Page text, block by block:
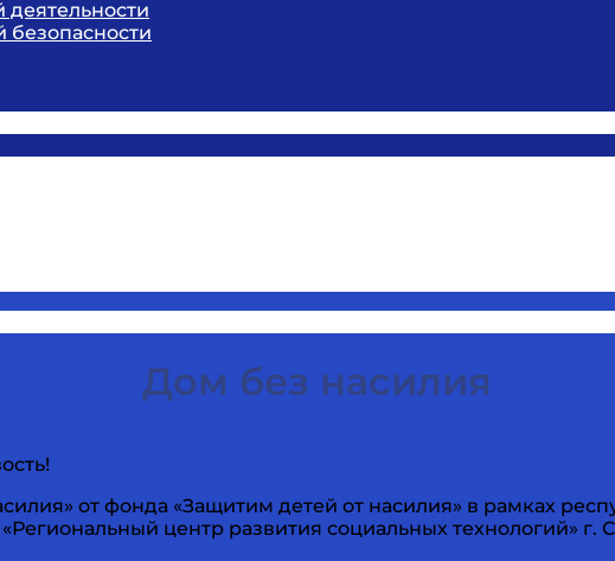
безопасности
Дом без насилия
от фонда «Защитим детей от насилия» в рамках
центр развития социальных технологий» г.